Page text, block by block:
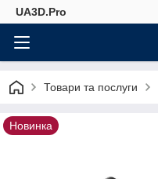
UA3D.Pro
Товари та послуги
Новинка